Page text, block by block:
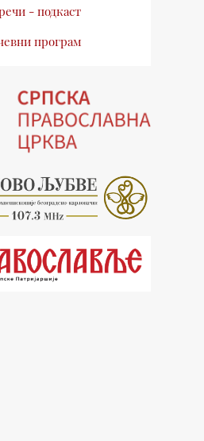
- подкаст
програм
молитве
Цркве
у Цркви
предавања и трибине